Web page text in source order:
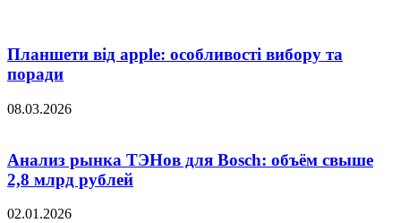
Планшети від apple: особливості вибору та
поради
08.03.2026
Анализ рынка ТЭНов для Bosch: объём свыше
2,8 млрд рублей
02.01.2026